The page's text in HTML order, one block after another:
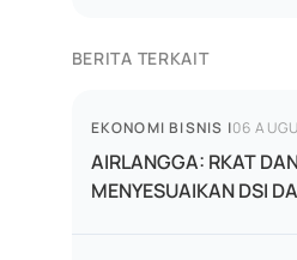
BERITA TERKAIT
EKONOMI BISNIS |06
AIRLANGGA: RKAT
MENYESUAIKAN DSI